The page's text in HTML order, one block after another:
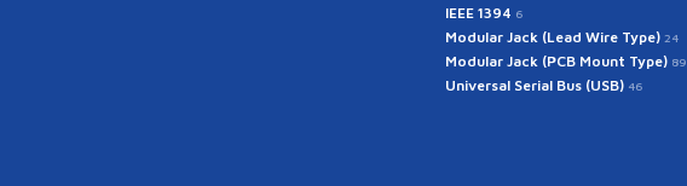
IEEE 1394 6
Modular Jack (Lead Wire Type) 24
Modular Jack (PCB Mount Type) 89
Universal Serial Bus (USB) 46